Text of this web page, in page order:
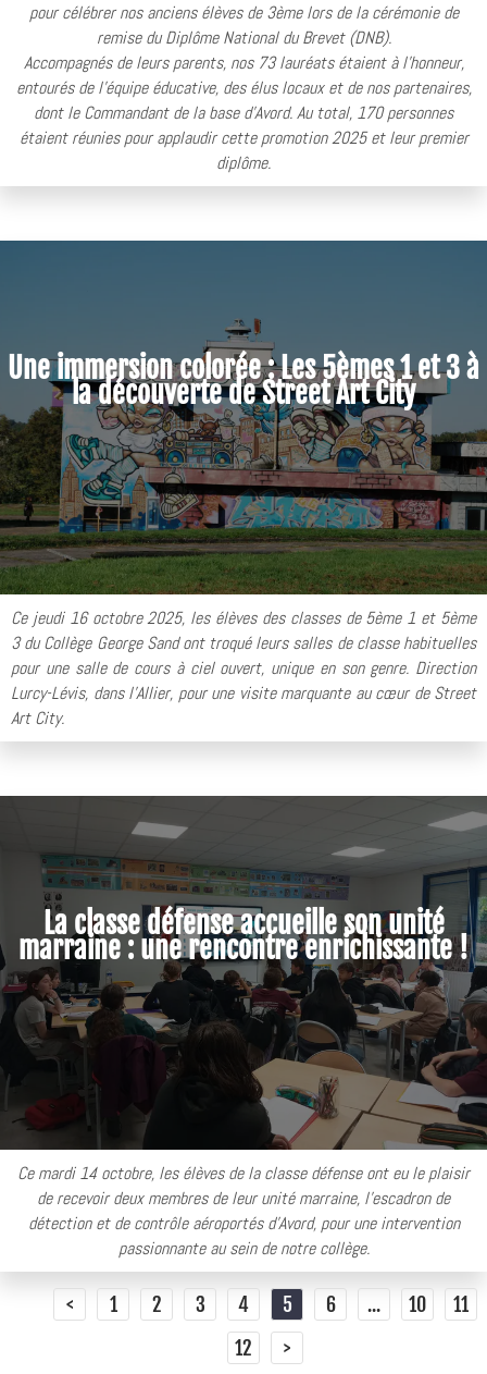
pour célébrer nos anciens élèves de 3ème lors de la cérémonie de
remise du Diplôme National du Brevet (DNB).
Accompagnés de leurs parents, nos 73 lauréats étaient à l'honneur,
entourés de l'équipe éducative, des élus locaux et de nos partenaires,
dont le Commandant de la base d'Avord. Au total, 170 personnes
étaient réunies pour applaudir cette promotion 2025 et leur premier
diplôme.
Une immersion colorée : Les 5èmes 1 et 3 à
la découverte de Street Art City
Ce jeudi 16 octobre 2025, les élèves des classes de 5ème 1 et 5ème
3 du Collège George Sand ont troqué leurs salles de classe habituelles
pour une salle de cours à ciel ouvert, unique en son genre. Direction
Lurcy-Lévis, dans l'Allier, pour une visite marquante au cœur de Street
Art City.
La classe défense accueille son unité
marraine : une rencontre enrichissante !
Ce mardi 14 octobre, les élèves de la classe défense ont eu le plaisir
de recevoir deux membres de leur unité marraine, l'escadron de
détection et de contrôle aéroportés d'Avord, pour une intervention
passionnante au sein de notre collège.
< 1 2 3 4 5 6 ... 10
11
12
>